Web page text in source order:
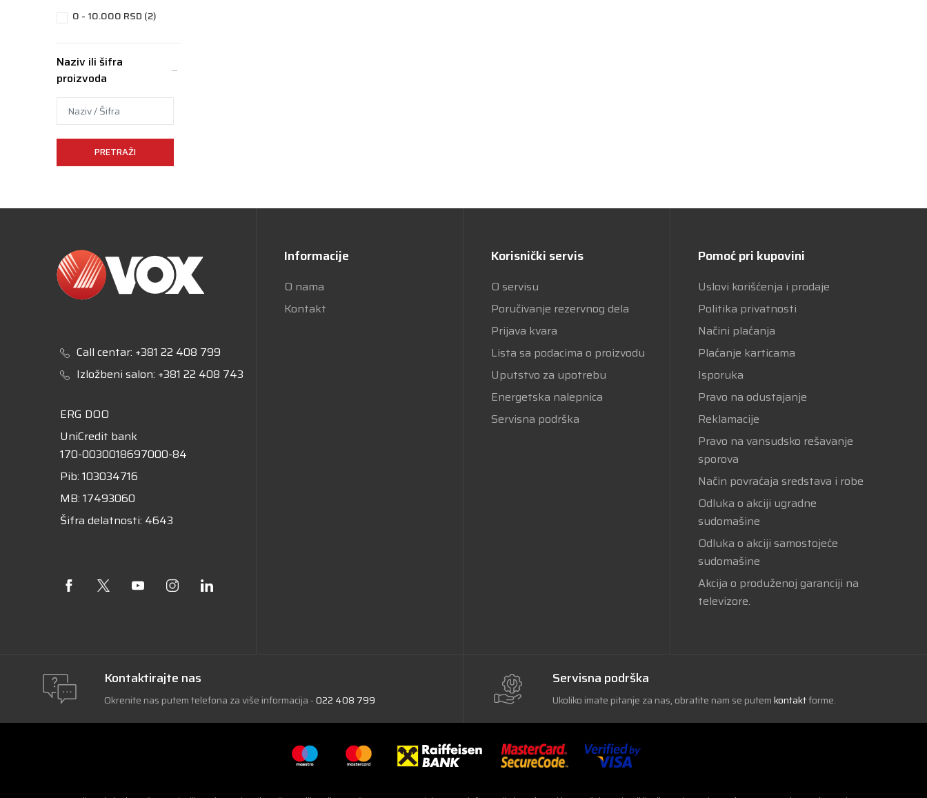
0 - 10.000 RSD (2)
Naziv ili šifra
proizvoda
PRETRAŽI
Call centar: +381 22 408 799
Izložbeni salon: +381 22 408 743
ERG DOO
UniCredit bank
170-0030018697000-84
Pib: 103034716
MB: 17493060
Šifra delatnosti: 4643
Informacije
O nama
Kontakt
Korisnički servis
O servisu
Poručivanje rezervnog dela
Prijava kvara
Lista sa podacima o proizvodu
Uputstvo za upotrebu
Energetska nalepnica
Servisna podrška
Pomoć pri kupovini
Uslovi korišćenja i prodaje
Politika privatnosti
Načini plaćanja
Plaćanje karticama
Isporuka
Pravo na odustajanje
Reklamacije
Pravo na vansudsko rešavanje
sporova
Način povraćaja sredstava i robe
Odluka o akciji ugradne
sudomašine
Odluka o akciji samostojeće
sudomašine
Akcija o produženoj garanciji na
televizore.
Kontaktirajte nas
Okrenite nas putem telefona za više informacija -022 408 799
Servisna podrška
Ukoliko imate pitanje za nas, obratite nam se putemkontaktforme.